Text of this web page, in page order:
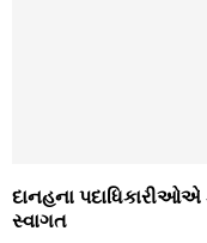
દાનહના
સ્‍વાગત